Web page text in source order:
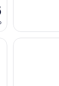
guía oficial
Tour a pie